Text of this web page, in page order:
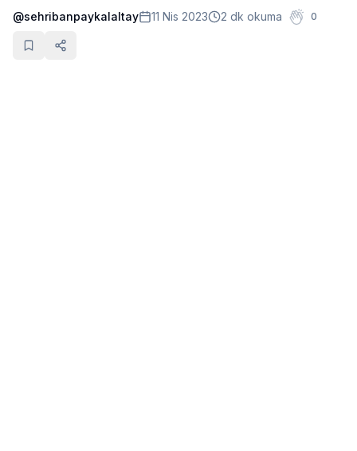
Sağlık
Siyaset ve Tarih
@sehribanpaykalaltay 11 Nis 2023 2 dk okuma 0